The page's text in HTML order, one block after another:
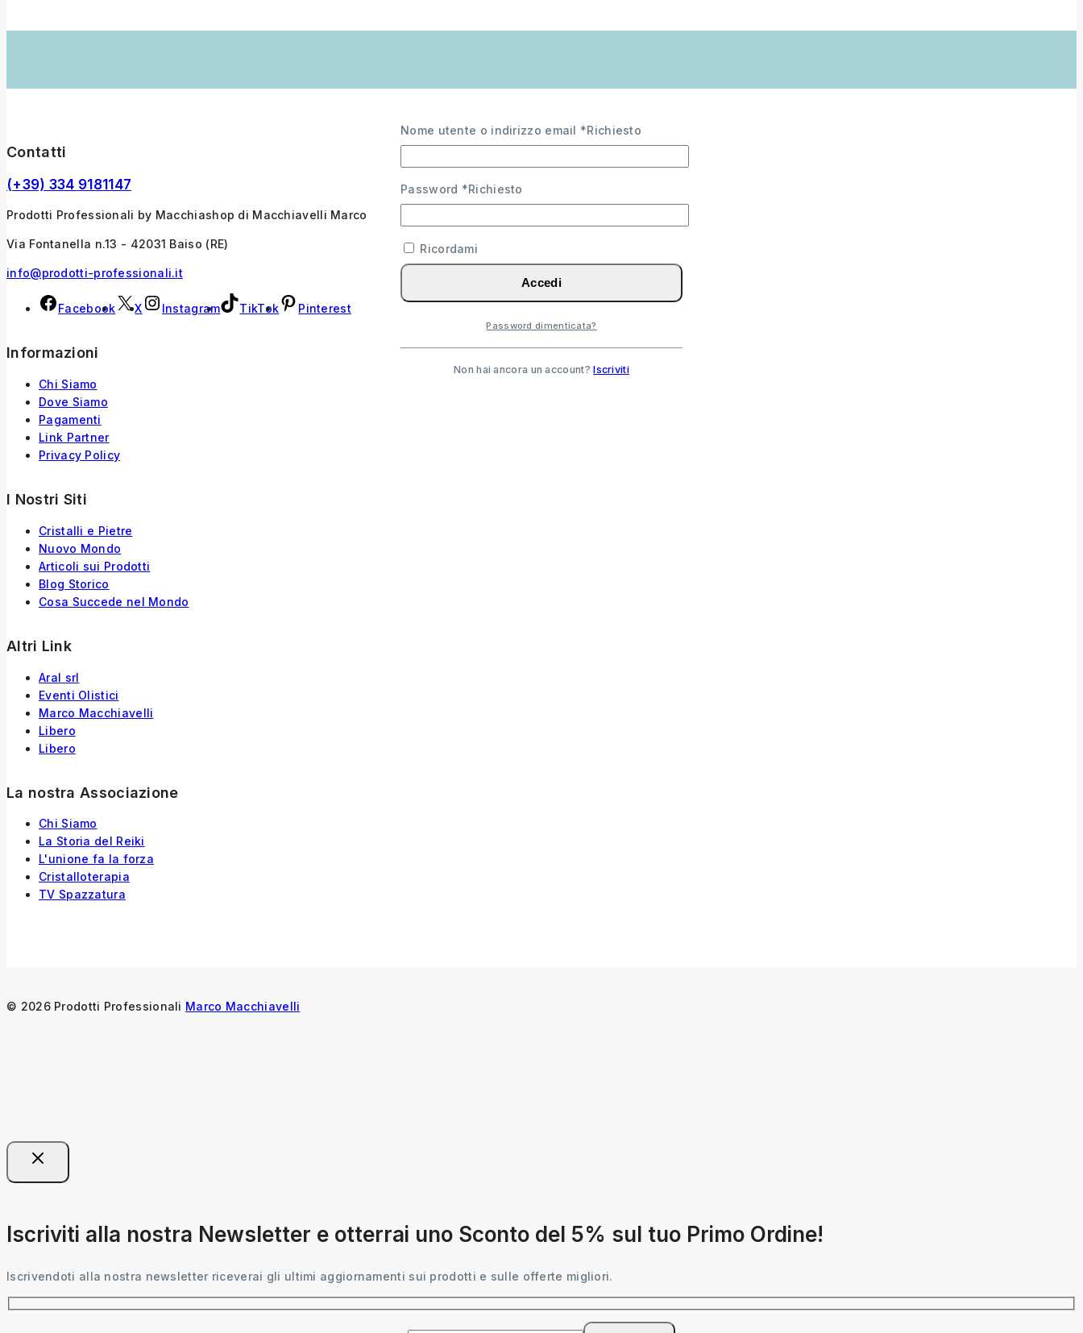
Contatti
(+39) 334 9181147
Prodotti Professionali by Macchiashop di Macchiavelli Marco
Via Fontanella n.13 - 42031 Baiso (RE)
info@prodotti-professionali.it
Facebook X Instagram TikTok Pinterest
Informazioni
Chi Siamo
Dove Siamo
Pagamenti
Link Partner
Privacy Policy
I Nostri Siti
Cristalli e Pietre
Nuovo Mondo
Articoli sui Prodotti
Blog Storico
Cosa Succede nel Mondo
Altri Link
Aral srl
Eventi Olistici
Marco Macchiavelli
Libero
Libero
La nostra Associazione
Chi Siamo
La Storia del
Reiki
L'unione fa la forza
Cristalloterapia
TV Spazzatura
© 2026 Prodotti Professionali Marco Macchiavelli
Iscriviti alla nostra Newsletter e otterrai uno Sconto del 5% sul tuo Primo Ordine!
Iscrivendoti alla nostra newsletter riceverai gli ultimi aggiornamenti sui prodotti e sulle offerte migliori.
Nome utente o indirizzo email *Richiesto
Password *Richiesto
Ricordami
Accedi
Password dimenticata?
Non hai ancora un account?Iscriviti